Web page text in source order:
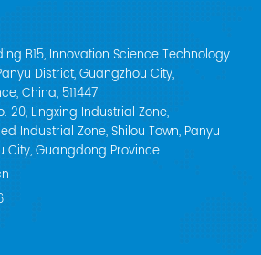
B15, Innovation Science Technology
District, Guangzhou City,
China, 511447
20, Lingxing Industrial Zone,
Industrial Zone, Shilou Town, Panyu
City, Guangdong Province